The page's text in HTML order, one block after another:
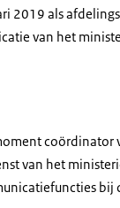
2019 als
van het
coördinator
van het
bij